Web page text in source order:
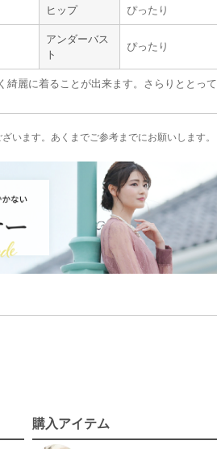
サイズ :ぴったり
使用シーン :
演奏会・発表会
使用時期 :4月
使用地域 :神奈川県
した。
ヒップ ぴったり
アンダーバス
ト
ぴったり
綺麗に着ることが出来ます。さらりととって
います。 あくまでご参考までにお願いします。
購入アイテム